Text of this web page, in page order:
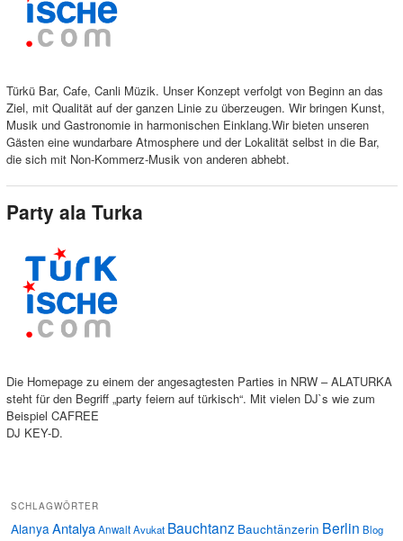
Türkü Bar, Cafe, Canli Müzik. Unser Konzept verfolgt von Beginn an das
Ziel, mit Qualität auf der ganzen Linie zu überzeugen. Wir bringen Kunst,
Musik und Gastronomie in harmonischen Einklang.Wir bieten unseren
Gästen eine wundarbare Atmosphere und der Lokalität selbst in die Bar,
die sich mit Non-Kommerz-Musik von anderen abhebt.
Party ala Turka
Die Homepage zu einem der angesagtesten Parties in NRW – ALATURKA
steht für den Begriff „party feiern auf türkisch“. Mit vielen DJ`s wie zum
Beispiel CAFREE
DJ KEY-D.
SCHLAGWÖRTER
Alanya AntalyaAnwaltAvukat Bauchtanz Bauchtänzerin Berlin Blog